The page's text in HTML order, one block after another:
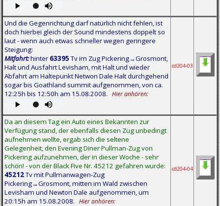
Und die Gegenrichtung darf natürlich nicht fehlen, ist
doch hierbei gleich der Sound mindestens doppelt so
laut - wenn auch etwas schneller wegen geringere
Steigung:
Mitfahrt:hinter 63395Tv im Zug Pickering→Grosmont,
Halt und Ausfahrt Levisham, mit Halt und wieder
Abfahrt am Haltepunkt Netwon Dale Halt durchgehend
sogar bis Goathland summit aufgenommen, von ca.
12:25h bis 12:50h am 15.08.2008.
Hier anhören:
cd204-03
Da an diesem Tag ein Auto eines Bekannten zur
Verfügung stand, der ebenfalls diesen Zug unbedingt
aufnehmen wollte, ergab sich die seltene
Gelegenheit, den Evening Diner Pullman-Zug von
Pickering aufzunehmen, der in dieser Woche - sehr
schön! - von der Black Five Nr. 45212 gefahren wurde:
45212Tv mit Pullmanwagen-Zug
Pickering→Grosmont, mitten im Wald zwischen
Levisham und Newton Dale aufgenommen, um
20:15h am 15.08.2008.
Hier anhören:
cd204-04